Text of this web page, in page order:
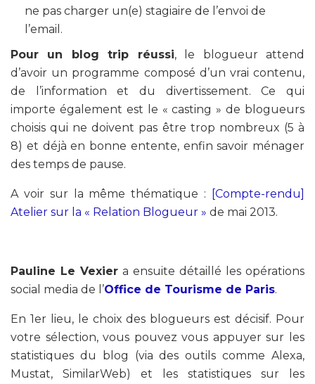
ne pas charger un(e) stagiaire de l’envoi de
l’email.
Pour un blog trip réussi, le blogueur attend
d’avoir un programme composé d’un vrai contenu,
de l’information et du divertissement. Ce qui
importe également est le « casting » de blogueurs
choisis qui ne doivent pas être trop nombreux (5 à
8) et déjà en bonne entente, enfin savoir ménager
des temps de pause.
A voir sur la même thématique :
[Compte-rendu]
Atelier sur la « Relation Blogueur » de mai 2013.
Pauline Le Vexier a ensuite détaillé les opérations
social media de l’Office de Tourisme de Paris.
En 1er lieu, le choix des blogueurs est décisif. Pour
votre sélection, vous pouvez vous appuyer sur les
statistiques du blog (via des outils comme Alexa,
Mustat, SimilarWeb) et les statistiques sur les